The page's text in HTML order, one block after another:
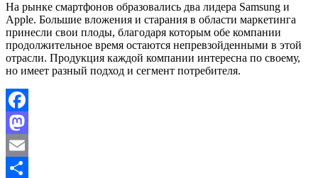
На рынке смартфонов образовались два лидера Samsung и
Apple. Большие вложения и старания в области маркетинга
принесли свои плоды, благодаря которым обе компании
продолжительное время остаются непревзойденными в этой
отрасли. Продукция каждой компании интересна по своему,
но имеет разный подход и сегмент потребителя.
Facebook
Mastodon
Email